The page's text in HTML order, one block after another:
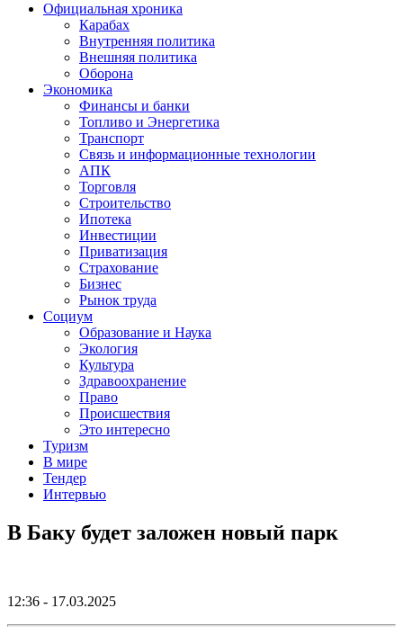
Официальная хроника
Карабах
Внутренняя политика
Внешняя политика
Оборона
Экономика
Финансы и банки
Топливо и Энергетика
Транспорт
Связь и информационные технологии
АПК
Торговля
Строительство
Ипотека
Инвестиции
Приватизация
Страхование
Бизнес
Рынок труда
Социум
Образование и Наука
Экология
Культура
Здравоохранение
Право
Происшествия
Это интересно
Туризм
В мире
Тендер
Интервью
В Баку будет заложен новый парк
12:36 - 17.03.2025